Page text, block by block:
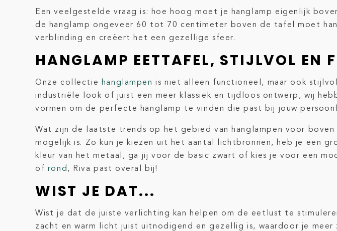
Een veelgestelde vraag is: hoe hoog moet je hanglamp eigenlijk
de hanglamp ongeveer 60 tot 70 centimeter boven de tafel moet
verblinding en creëert het een gezellige sfeer.
HANGLAMP EETTAFEL, STIJLVOL EN
Onze collectie hanglampen is niet alleen functioneel, maar ook
industriële look of juist een meer klassiek en tijdloos ontwerp, wij
vormen om de perfecte hanglamp te vinden die past bij jouw
Wat zijn de laatste trends op het gebied van hanglampen voor
mogelijk is. Zo kun je kiezen uit het aantal lichtbronnen, heb je een
kleur van het metaal, ga jij voor de basic zwart of kies je voor een
of rond , Riva past overal bij!
WIST JE DAT...
Wist je dat de juiste verlichting kan helpen om de eetlust te
zacht en warm licht juist uitnodigend en gezellig is, waardoor je